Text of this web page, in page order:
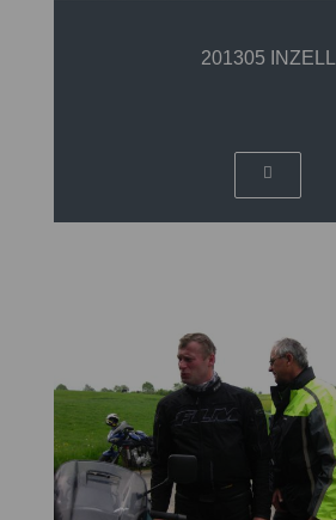
201305 INZELL